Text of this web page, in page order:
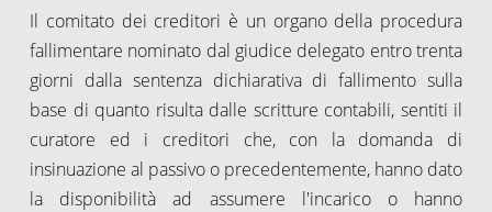
Il comitato dei creditori è un organo della procedura
fallimentare nominato dal giudice delegato entro trenta
giorni dalla sentenza dichiarativa di fallimento sulla
base di quanto risulta dalle scritture contabili, sentiti il
curatore ed i creditori che, con la domanda di
insinuazione al passivo o precedentemente, hanno dato
la disponibilità ad assumere l'incarico o hanno